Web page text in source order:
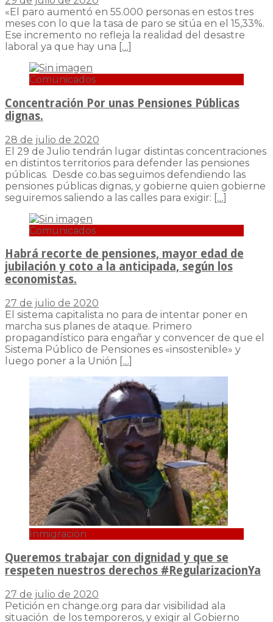
«El paro aumentó en 55.000 personas en estos tres
meses con lo que la tasa de paro se sitúa en el 15,33%.
Ese incremento no refleja la realidad del desastre
laboral ya que hay una […]
Comunicados
Concentración Por unas Pensiones Públicas
dignas.
28 de julio de 2020
El 29 de Julio tendrán lugar distintas concentraciones
en distintos territorios para defender las pensiones
públicas. Desde co.bas seguimos defendiendo las
pensiones públicas dignas, y gobierne quien gobierne
seguiremos saliendo a las calles para exigir: […]
Comunicados
Habrá recorte de pensiones, mayor edad de
jubilación y coto a la anticipada, según los
economistas.
27 de julio de 2020
El sistema capitalista no para de intentar poner en
marcha sus planes de ataque. Primero
propagandístico para engañar y convencer de que el
Sistema Público de Pensiones es «insostenible» y
luego poner a la Unión […]
Inmigración
Queremos trabajar con dignidad y que se
respeten nuestros derechos #RegularizacionYa
27 de julio de 2020
Petición en change.org para dar visibilidad ala
situación de los temporeros, y exigir al Gobierno